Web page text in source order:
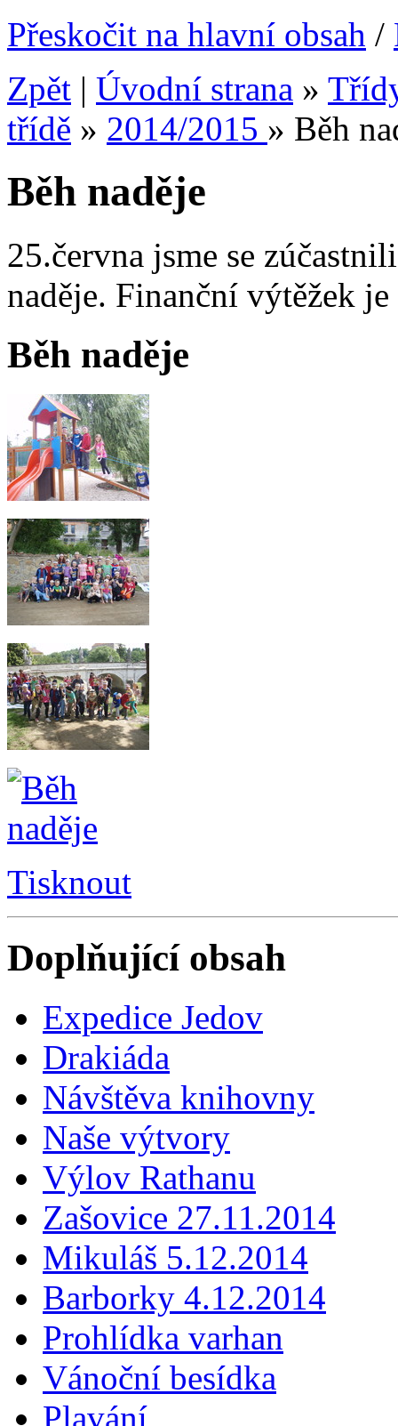
Přeskočit na hlavní obsah /
Zpět | Úvodní strana »
třídě » 2014/2015 » Běh
Běh naděje
25.června jsme se
naděje. Finanční výtěžek
Běh naděje
Tisknout
Doplňující obsah
Expedice Jedov
Drakiáda
Návštěva knihovny
Naše výtvory
Výlov Rathanu
Zašovice 27.11.2014
Mikuláš 5.12.2014
Barborky 4.12.2014
Prohlídka varhan
Vánoční besídka
Plavání